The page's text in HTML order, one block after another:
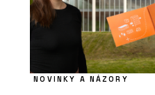
NOVINKY A NÁZORY